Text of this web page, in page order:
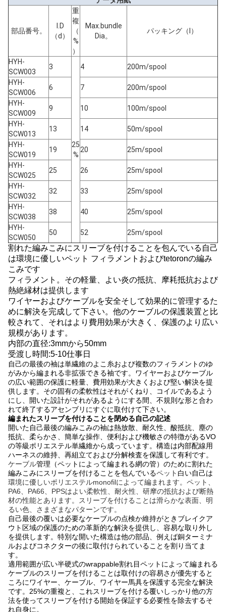
部品番号。
I.D
（d）
重
複
（
%
）
Max.bundle
Dia。
パッキング（l）
HYH-
SCW003
3
25
%
4
200m/spool
HYH-
SCW006
6 7
200m/spool
HYH-
SCW009
9 10
100m/spool
HYH-
SCW013
13 14
50m/spool
HYH-
SCW019
19 20
25m/spool
HYH-
SCW025
25 26
25m/spool
HYH-
SCW032
32 33
25m/spool
HYH-
SCW038
38 40
25m/spool
HYH-
SCW050
50 52 25m/spool
割れた編みこみにスリーブを付けることを包んでいる自己
は環境に優しいペット フィラメントおよびtetoronの編み
こみです
フィラメント 。 その軽量、よい炎の抵抗、摩耗抵抗および
熱絶縁材は提供します
ワイヤーおよびケーブルを安全そして効果的に管理するた
めに解決を完成して下さい。 他のケーブルの保護装置と比
較されて
、それはより費用効果が大きく、 保護のより広い
規模があります。
内部の直径:3mmから50mm
受渡し時間:5-10仕事日
自己の最後の袖は単繊維のよこ糸および複数のフィラメントのゆ
がみから編まれる非拡張できる袖です。ワイヤーおよびケーブル
の広い範囲の保護に軽量、費用効果が大きくおよび堅い解決を提
供します。その固有の柔軟性はそれがくねり、コイルであるよう
にし、開いた設計がそれがあるようにする間、不規則な形と合わ
れて終了するアセンブリにすぐに取付けて下さい。
編まれたスリーブを付けることを閉める自己の記述
開いた自己最後の編みこみの袖は熱放散、耐久性、酸抵抗、塵の
抵抗、柔らかさ、簡単な操作、便利および機敏さの特徴があるVO
の等級ポリエステル単繊維から成っています。構造は内部配線用
ハーネスの維持、再組立ておよび分解検査を保護して有利です。
ケーブル管理（ペットによって編まれる網の管）のために割れた
編みこみにスリーブを付けることを包んでいるペット 白い自己は
環境に優しいポリエステルmonofilによって編まれます。ペット、
PA6、PA66、PPSはよい柔軟性、耐火性、研摩の抵抗および断熱
材の性能とあります。スリーブを付けることは滑らかな表面、明
るい色、さまざまなパターンです。
自己最後の覆いは必要なケーブルの点検か維持がときブレイクア
ウト区域の保護のための革新的な解決を提供し、容易な取り外し
を提供します。特別な開いた構造は他の部品、例えば銅ターミナ
ルおよびコネクターの後に取付けられていることを割り当てま
す。
適用範囲が広い半硬式のwrappable割れ目ペットによって編まれる
ケーブルのスリーブを付けることは取付けの容易さが優先すると
ころにワイヤー、ケーブル、ワイヤー馬具を保護する完全な解決
です。25%の重複と、これスリーブを付ける覆いしっかり他の方
法を使ってスリーブを付ける開始を保証する必要性を除去するそ
れ自身に。